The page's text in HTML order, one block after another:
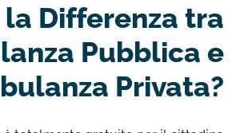
la Differenza tra
Pubblica e
Privata?